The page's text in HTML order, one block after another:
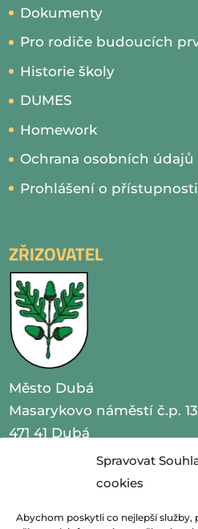
Spravovat
cookies
Abychom poskytli co nejlepší služby,
Dokumenty
Pro rodiče budoucích
Historie školy
DUMES
Homework
Ochrana osobních údajů
Prohlášení o přístupnosti
ZŘIZOVATEL
Město Dubá
Masarykovo náměstí č.p.
471 41 Dubá
IČO 00260479